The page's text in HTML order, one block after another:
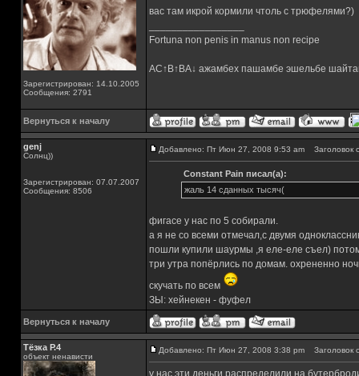
Зарегистрирован: 14.10.2005
Сообщения: 2791
вас там икрой кормили чтоль с трюфелями?)
Fortuna non penis in manus non recipe
AC↑B↑BA↓ ажамбех пашамбе эшельбе
Вернуться к началу
genj
Солнц))
Зарегистрирован: 07.07.2007
Сообщения: 8506
Добавлено: Пт Июн 27, 2008 9:53 am Заголовок
Constant Pain писал(а):
жаль 14 сданных тысяч(
фигасе у нас по 5 собирали.
а я не со всеми отмечал,с двумя
пошли купили шаурмы ,я еле-еле съел)
три утра попёрлись по домам. охрененно
скучать по всем
ЗЫ: хейнекен - фуфел
Вернуться к началу
Тёзка Р.4
объект ненависти
Добавлено: Пт Июн 27, 2008 3:38 pm Заголовок
у нас эти деньги распределили на